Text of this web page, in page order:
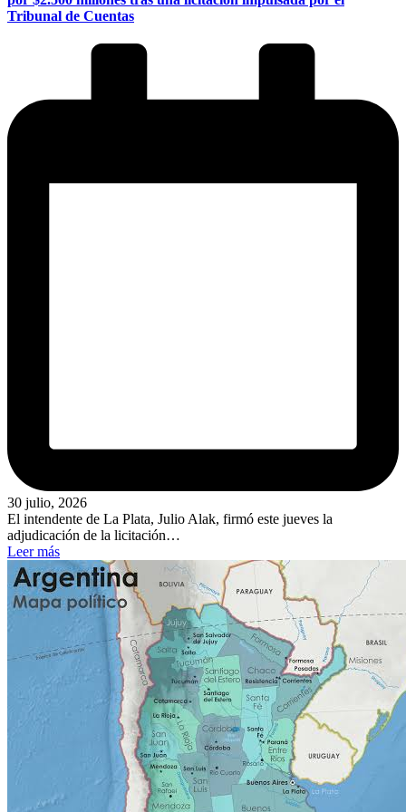
Tribunal de Cuentas
30 julio, 2026
El intendente de La Plata, Julio Alak, firmó este jueves la
adjudicación de la licitación…
Leer más